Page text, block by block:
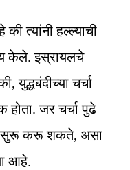
त्यांनी हल्ल्याची
केले. इस्रायलचे
युद्धबंदीच्या चर्चा
जर चर्चा पुढे
सुरू करू शकते, असा
आहे.